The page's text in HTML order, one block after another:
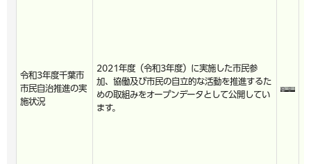
令和3年度千葉市
市民自治推進の実
施状況
2021年度（令和3年度）に実施した市民参
加、協働及び市民の自立的な活動を推進するた
めの取組みをオープンデータとして公開してい
ます。